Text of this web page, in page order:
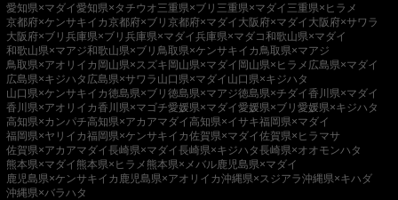
愛知県×マダイ愛知県×タチウオ三重県×ブリ 三重県×マダイ 三重県×ヒラメ
京都府×ケンサキイカ京都府×ブリ 京都府×マダイ 大阪府×マダイ 大阪府×サワラ
大阪府×ブリ 兵庫県×ブリ 兵庫県×マダイ兵庫県×マダコ和歌山県×マダイ
和歌山県×マアジ和歌山県×ブリ 鳥取県×ケンサキイカ 鳥取県×マアジ
鳥取県×アオリイカ 岡山県×スズキ岡山県×マダイ 岡山県×ヒラメ 広島県×マダイ
広島県×キジハタ 広島県×サワラ 山口県×マダイ 山口県×キジハタ
山口県×ケンサキイカ徳島県×ブリ 徳島県×マアジ徳島県×チダイ香川県×マダイ
香川県×アオリイカ香川県×マゴチ愛媛県×マダイ愛媛県×ブリ 愛媛県×キジハタ
高知県×カンパチ高知県×アカアマダイ高知県×イサキ福岡県×マダイ
福岡県×ヤリイカ福岡県×ケンサキイカ佐賀県×マダイ佐賀県×ヒラマサ
佐賀県×アカアマダイ長崎県×マダイ長崎県×キジハタ長崎県×オオモンハタ
熊本県×マダイ 熊本県×ヒラメ 熊本県×メバル鹿児島県×マダイ
鹿児島県×ケンサキイカ 鹿児島県×アオリイカ沖縄県×スジアラ沖縄県×キハダ
沖縄県×バラハタ